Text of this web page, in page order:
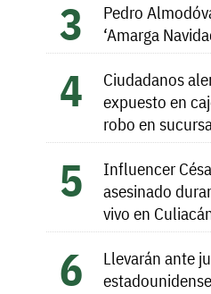
Pedro
‘Amarga
Ciudadanos
expuesto en
robo en
Influencer
asesinado
vivo en
Llevarán ante